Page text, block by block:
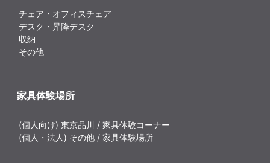
チェア・オフィスチェア
デスク・昇降デスク
収納
その他
家具体験場所
(個人向け) 東京品川 / 家具体験コーナー
(個人・法人) その他 / 家具体験場所